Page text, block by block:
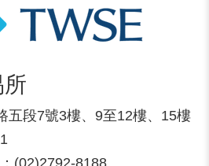
五段7號3樓、9至12樓、15樓
(02)2792-8188